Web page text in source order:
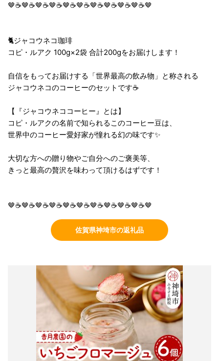
🤎☕🤎☕🤎☕🤎☕🤎☕🤎☕🤎☕🤎☕🤎☕🤎☕🤎
🐈ジャコウネコ珈琲
コピ・ルアク 100g×2袋 合計200gをお届けします！
自信をもってお届けする「世界最高の飲み物」と称される
ジャコウネコのコーヒーのセットです☕
【『ジャコウネココーヒー』とは】
コピ・ルアクの名前で知られるこのコーヒー豆は、
世界中のコーヒー愛好家が憧れる幻の味です✨
大切な方への贈り物やご自分へのご褒美等、
きっと最高の贅沢を味わって頂けるはずです！
🤎☕🤎☕🤎☕🤎☕🤎☕🤎☕🤎☕🤎☕🤎☕🤎☕🤎
佐賀県神埼市の返礼品